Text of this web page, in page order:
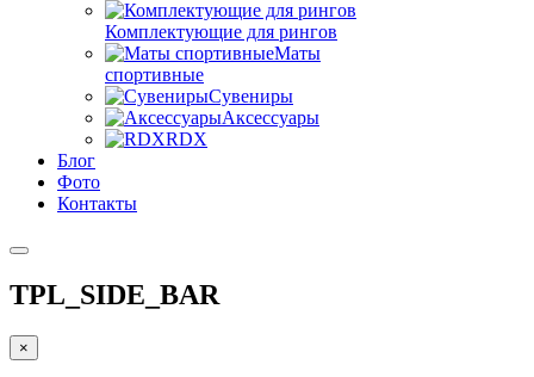
Комплектующие для рингов
Маты
спортивные
Сувениры
Аксессуары
RDX
Блог
Фото
Контакты
TPL_SIDE_BAR
×